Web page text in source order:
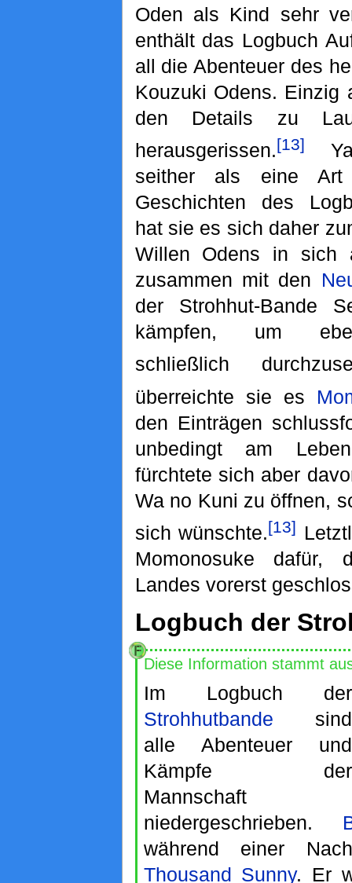
Oden als Kind sehr
enthält das Logbuch
all die Abenteuer des
Kouzuki Odens. Einzig
den Details zu
herausgerissen.[13]
seither als eine
Geschichten des
hat sie es sich daher
Willen Odens in sich
zusammen mit den
der Strohhut-Bande
kämpfen, um
schließlich
überreichte sie es
den Einträgen
unbedingt am
fürchtete sich aber
Wa no Kuni zu öffnen,
sich wünschte.[13]
Momonosuke dafür,
Landes vorerst
Logbuch der
Diese Information stammt
Im Logbuch der
Strohhutbande sind
alle Abenteuer und
Kämpfe der
Mannschaft
niedergeschrieben.
während einer
Thousand Sunny. Er